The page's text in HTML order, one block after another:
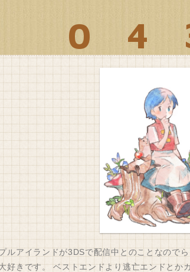
ルアイランドが3DSで配信中とのことなので
好きです。 ベストエンドより逃亡エンドとか